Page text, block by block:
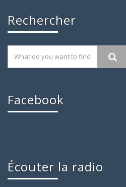
Rechercher
Facebook
Écouter la radio